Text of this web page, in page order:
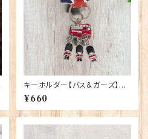
キーホルダー【バス＆ガーズ】A&
S Gift 90425
¥660